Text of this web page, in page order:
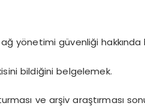
yönetimi güvenliği
bildiğini belgelemek.
ve arşiv araştırması